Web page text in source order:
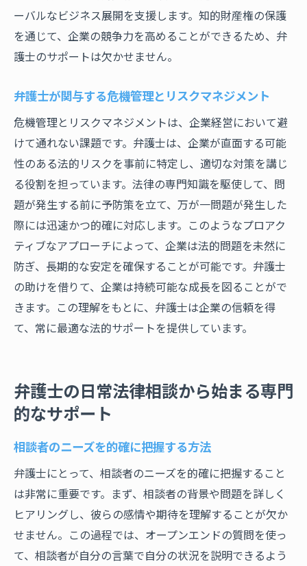
ーバルなビジネス展開を支援します。知的財産権の保護
を通じて、企業の競争力を高めることができるため、弁
護士のサポートは欠かせません。
弁護士が関与する危機管理とリスクマネジメント
危機管理とリスクマネジメントは、企業経営において避
けて通れない課題です。弁護士は、企業が直面する可能
性のある法的リスクを事前に特定し、適切な対策を講じ
る役割を担っています。法律の専門知識を駆使して、問
題が発生する前に予防策を立て、万が一問題が発生した
際には迅速かつ的確に対応します。このようなプロアク
ティブなアプローチによって、企業は法的問題を未然に
防ぎ、長期的な安定を確保することが可能です。弁護士
の助けを借りて、企業は持続可能な成長を図ることがで
きます。この理解をもとに、弁護士は企業の信頼を得
て、常に最適な法的サポートを提供しています。
弁護士の日常法律相談から始まる専門
的なサポート
相談者のニーズを的確に把握する方法
弁護士にとって、相談者のニーズを的確に把握すること
は非常に重要です。まず、相談者の背景や問題を詳しく
ヒアリングし、彼らの感情や期待を理解することが欠か
せません。この過程では、オープンエンドの質問を使っ
て、相談者が自分の言葉で自分の状況を説明できるよう